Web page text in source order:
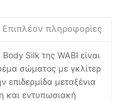
Επιπλέον πληροφορίες
Silk της WABI είναι
σώματος με γκλίτερ
επιδερμίδα μεταξένια
και εντυπωσιακή